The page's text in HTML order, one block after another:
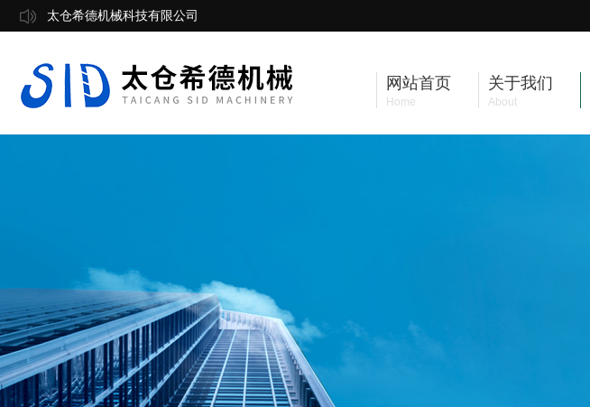
太仓希德机械科技有限公司
网站首页
Home
关于我们
About